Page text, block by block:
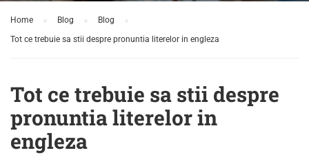
Home Blog
Blog
Tot ce trebuie sa stii despre pronuntia literelor in engleza
Tot ce trebuie sa stii despre
pronuntia literelor in
engleza